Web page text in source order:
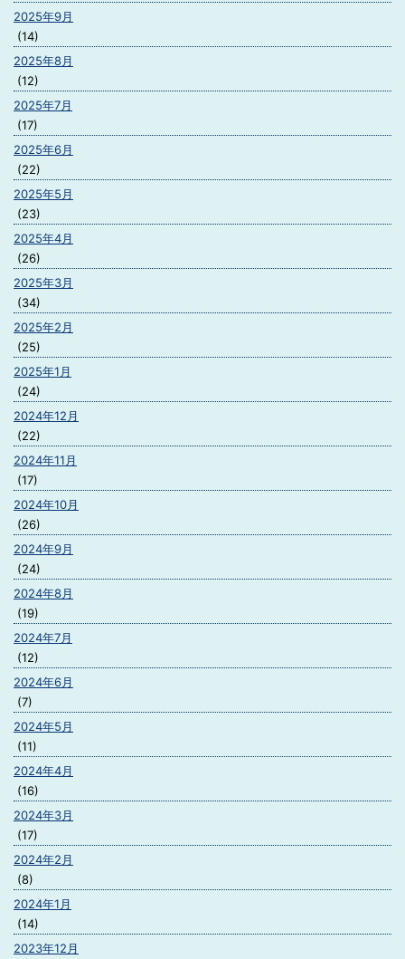
2025年9月
(14)
2025年8月
(12)
2025年7月
(17)
2025年6月
(22)
2025年5月
(23)
2025年4月
(26)
2025年3月
(34)
2025年2月
(25)
2025年1月
(24)
2024年12月
(22)
2024年11月
(17)
2024年10月
(26)
2024年9月
(24)
2024年8月
(19)
2024年7月
(12)
2024年6月
(7)
2024年5月
(11)
2024年4月
(16)
2024年3月
(17)
2024年2月
(8)
2024年1月
(14)
2023年12月